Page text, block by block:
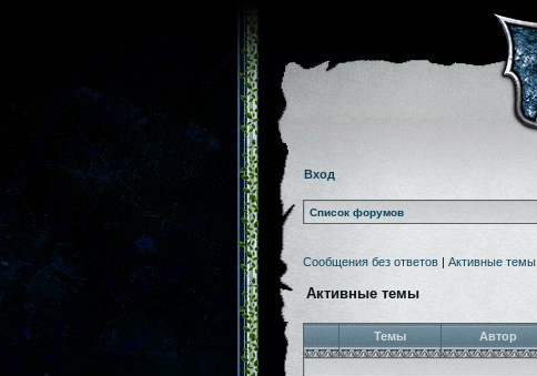
Вход
Список форумов
Сообщения без ответов | Активные темы
Активные темы
Темы Автор